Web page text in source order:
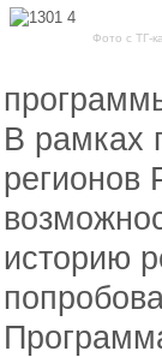
Фото с ТГ-
В рамках
регионов
историю